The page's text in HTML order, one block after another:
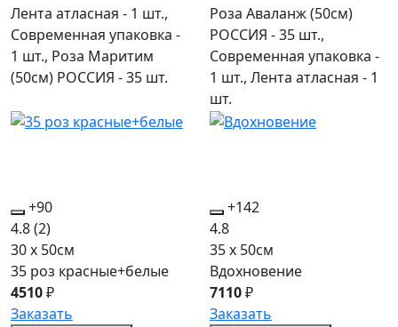
Лента атласная - 1 шт.,
Современная упаковка -
1 шт., Роза Маритим
(50см) РОССИЯ - 35 шт.
Роза Аваланж (50см)
РОССИЯ - 35 шт.,
Современная упаковка -
1 шт., Лента атласная - 1
шт.
+90
4.8(2)
30 x 50см
35 роз красные+белые
4510₽
Заказать
+142
4.8
35 x 50см
Вдохновение
7110₽
Заказать